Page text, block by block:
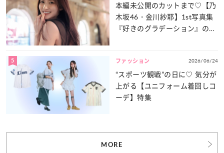
本編未公開のカットまで♡【乃
木坂46・金川紗耶】1st写真集
『好きのグラデーション』の魅
5 ファッション 2026/06/24
“スポーツ観戦”の日に♡ 気分が
上がる【ユニフォーム着回しコ
ーデ】特集
MORE